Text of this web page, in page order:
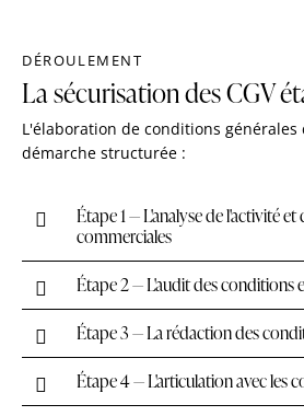
DÉROULEMENT
La sécurisation des CGV
L'élaboration de conditions
démarche structurée :
Étape 1 — L'analyse de l'activité et
commerciales
Étape 2 — L'audit des conditions
Étape 3 — La rédaction des
Étape 4 — L'articulation avec les